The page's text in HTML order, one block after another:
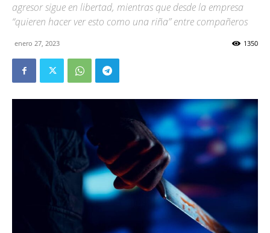
agresor sigue en libertad, mientras que desde la empresa
“quieren hacer ver esto como una riña” entre compañeros
enero 27, 2023 1350